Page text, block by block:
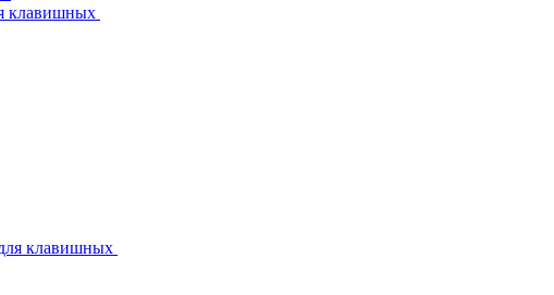
клавишных
клавишных